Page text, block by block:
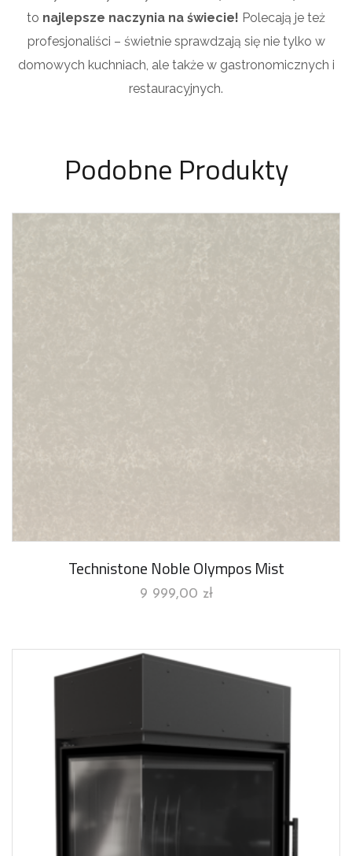
to najlepsze naczynia na świecie! Polecają je też
profesjonaliści – świetnie sprawdzają się nie tylko w
domowych kuchniach, ale także w gastronomicznych i
restauracyjnych.
Podobne Produkty
Technistone Noble Olympos Mist
9 999,00 zł